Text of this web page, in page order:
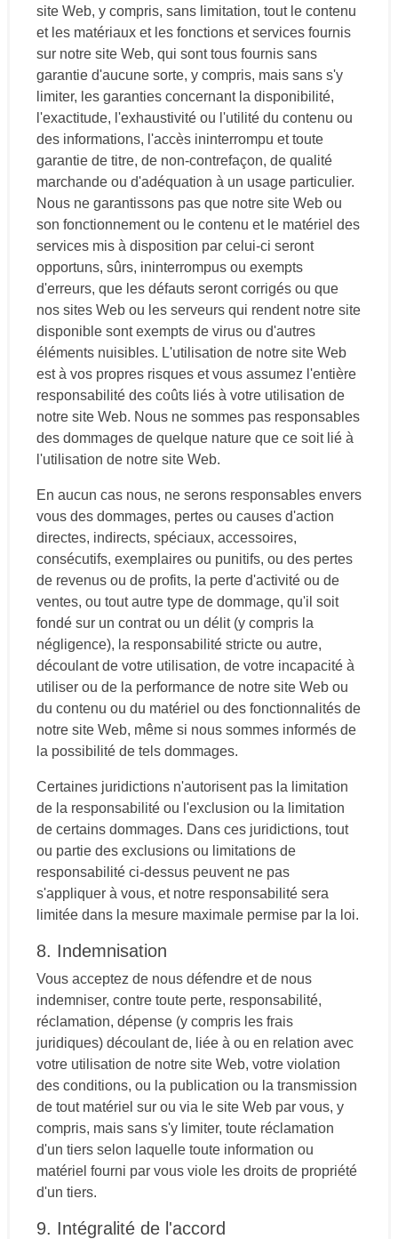
site Web, y compris, sans limitation, tout le contenu
et les matériaux et les fonctions et services fournis
sur notre site Web, qui sont tous fournis sans
garantie d'aucune sorte, y compris, mais sans s'y
limiter, les garanties concernant la disponibilité,
l'exactitude, l'exhaustivité ou l'utilité du contenu ou
des informations, l'accès ininterrompu et toute
garantie de titre, de non-contrefaçon, de qualité
marchande ou d'adéquation à un usage particulier.
Nous ne garantissons pas que notre site Web ou
son fonctionnement ou le contenu et le matériel des
services mis à disposition par celui-ci seront
opportuns, sûrs, ininterrompus ou exempts
d'erreurs, que les défauts seront corrigés ou que
nos sites Web ou les serveurs qui rendent notre site
disponible sont exempts de virus ou d'autres
éléments nuisibles. L'utilisation de notre site Web
est à vos propres risques et vous assumez l'entière
responsabilité des coûts liés à votre utilisation de
notre site Web. Nous ne sommes pas responsables
des dommages de quelque nature que ce soit lié à
l'utilisation de notre site Web.
En aucun cas nous, ne serons responsables envers
vous des dommages, pertes ou causes d'action
directes, indirects, spéciaux, accessoires,
consécutifs, exemplaires ou punitifs, ou des pertes
de revenus ou de profits, la perte d'activité ou de
ventes, ou tout autre type de dommage, qu'il soit
fondé sur un contrat ou un délit (y compris la
négligence), la responsabilité stricte ou autre,
découlant de votre utilisation, de votre incapacité à
utiliser ou de la performance de notre site Web ou
du contenu ou du matériel ou des fonctionnalités de
notre site Web, même si nous sommes informés de
la possibilité de tels dommages.
Certaines juridictions n'autorisent pas la limitation
de la responsabilité ou l'exclusion ou la limitation
de certains dommages. Dans ces juridictions, tout
ou partie des exclusions ou limitations de
responsabilité ci-dessus peuvent ne pas
s'appliquer à vous, et notre responsabilité sera
limitée dans la mesure maximale permise par la loi.
8. Indemnisation
Vous acceptez de nous défendre et de nous
indemniser, contre toute perte, responsabilité,
réclamation, dépense (y compris les frais
juridiques) découlant de, liée à ou en relation avec
votre utilisation de notre site Web, votre violation
des conditions, ou la publication ou la transmission
de tout matériel sur ou via le site Web par vous, y
compris, mais sans s'y limiter, toute réclamation
d'un tiers selon laquelle toute information ou
matériel fourni par vous viole les droits de propriété
d'un tiers.
9. Intégralité de l'accord